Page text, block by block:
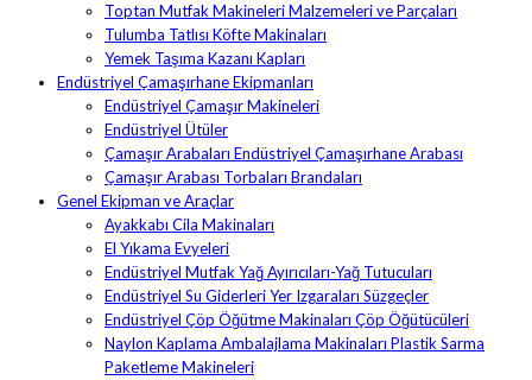
Toptan Mutfak Makineleri Malzemeleri ve Parçaları
Tulumba Tatlısı Köfte Makinaları
Yemek Taşıma Kazanı Kapları
Endüstriyel Çamaşırhane Ekipmanları
Endüstriyel Çamaşır Makineleri
Endüstriyel Ütüler
Çamaşır Arabaları Endüstriyel Çamaşırhane Arabası
Çamaşır Arabası Torbaları Brandaları
Genel Ekipman ve Araçlar
Ayakkabı Cila Makinaları
El Yıkama Evyeleri
Endüstriyel Mutfak Yağ Ayırıcıları-Yağ Tutucuları
Endüstriyel Su Giderleri Yer Izgaraları Süzgeçler
Endüstriyel Çöp Öğütme Makinaları Çöp Öğütücüleri
Naylon Kaplama Ambalajlama Makinaları Plastik Sarma
Paketleme Makineleri